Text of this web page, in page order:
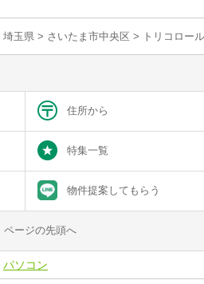
埼玉県 > さいたま市中央区 > トリコロー
住所から
特集一覧
物件提案してもらう
ページの先頭へ
パソコン